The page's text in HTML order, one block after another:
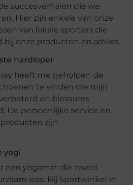
succesverhalen die we
Hier zijn enkele van onze
van lokale sporters die
bij onze producten en advies.
hardloper
heeft me geholpen de
te vinden die mijn
en blessures
De persoonlijke service en
zijn
yogi
een yogamat die zowel
was. Bij Sportwinkel in